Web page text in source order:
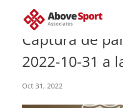
Captura de
2022-10-31 a
Oct 31, 2022